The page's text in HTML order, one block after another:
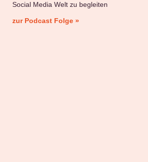
Social Media Welt zu begleiten
zur Podcast Folge »